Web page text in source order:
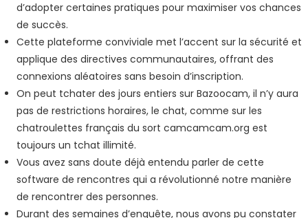
d’adopter certaines pratiques pour maximiser vos chances
de succès.
Cette plateforme conviviale met l’accent sur la sécurité et
applique des directives communautaires, offrant des
connexions aléatoires sans besoin d’inscription.
On peut tchater des jours entiers sur Bazoocam, il n’y aura
pas de restrictions horaires, le chat, comme sur les
chatroulettes français du sort camcamcam.org est
toujours un tchat illimité.
Vous avez sans doute déjà entendu parler de cette
software de rencontres qui a révolutionné notre manière
de rencontrer des personnes.
Durant des semaines d’enquête, nous avons pu constater